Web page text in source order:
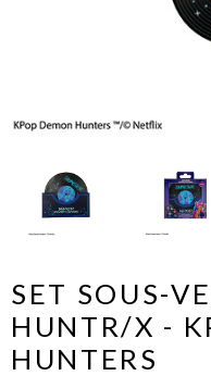
SET SOUS-
HUNTR/X -
HUNTERS